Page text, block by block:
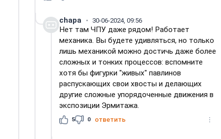
chapa 30-06-2024, 09:56
Нет там ЧПУ даже рядом! Работает
механика. Вы будете удивляться, но только
лишь механикой можно достичь даже более
сложных и тонких процессов: вспомните
хотя бы фигурки "живых" павлинов
распускающих свои хвосты и делающих
другие сложные упорядоченные движения в
экспозиции Эрмитажа.
5 0 ответить